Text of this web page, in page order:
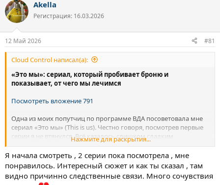
о
р
т
е
м
ы
а
н
ч
л
а
Akella
Регистрация: 16.03.2026
12 Май 2026 #81
Cloud Control написал(а):
«Это мы»: сериал, который пробивает броню и
показывает, от чего мы лечимся
Посмотреть вложение 791
Одна из моих попутчиц по программе ВДА посоветовала мне
сериал «Это мы» (This is us). Честно говоря, посмотрев первые
серии я не втянулся. Всё казалось слишком сладким,
идеальным. Но я остался — и постепенно начал
проваливаться.
Нажмите для раскрытия...
Я начала смотреть , 2 серии пока посмотрела , мне
понравилось. Интересный сюжет и как ты сказал , там
видно причинно следственные связи. Много сочувствия